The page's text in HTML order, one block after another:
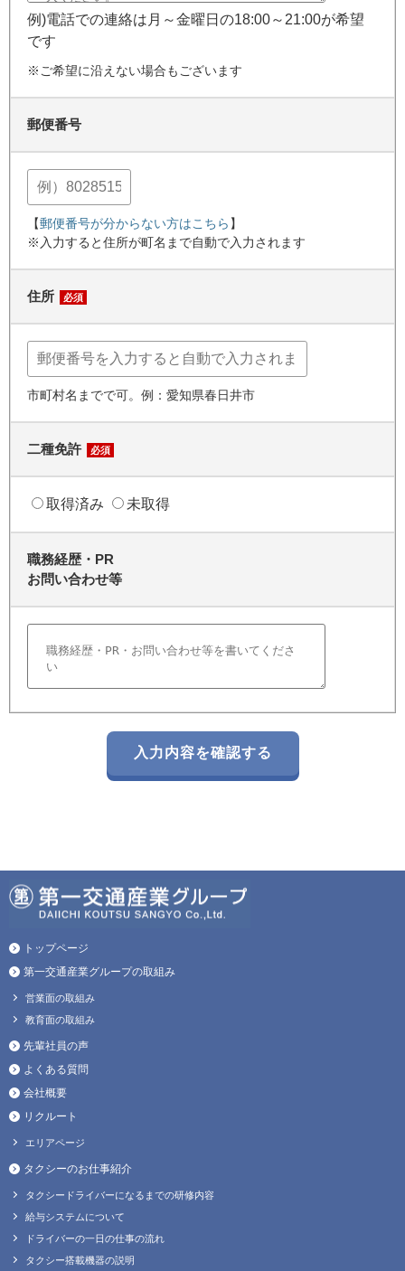
例)電話での連絡は月～金曜日の18:00～21:00が希望
です
※ご希望に沿えない場合もございます
郵便番号
【郵便番号が分からない方はこちら 】
※入力すると住所が町名まで自動で入力されます
住所 必須
市町村名までで可。例：愛知県春日井市
二種免許 必須
取得済み 未取得
職務経歴・PR
お問い合わせ等
トップページ
第一交通産業グループの取組み
営業面の取組み
教育面の取組み
先輩社員の声
よくある質問
会社概要
リクルート
エリアページ
タクシーのお仕事紹介
タクシードライバーになるまでの研修内容
給与システムについて
ドライバーの一日の仕事の流れ
タクシー搭載機器の説明